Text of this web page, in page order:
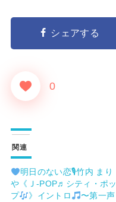
シェアする
0
関連
明日のない恋🎙竹内 まり
や《Ｊ-POP♬シティ・ポッ
プ
》イントロ
〜第一声